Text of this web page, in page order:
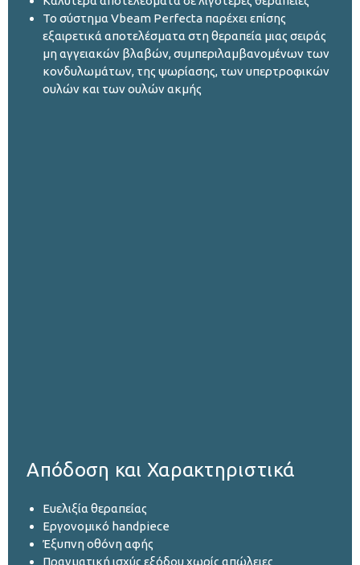
Το σύστημα Vbeam Perfecta παρέχει επίσης
εξαιρετικά αποτελέσματα στη θεραπεία μιας σειράς
μη αγγειακών βλαβών, συμπεριλαμβανομένων των
κονδυλωμάτων, της ψωρίασης, των υπερτροφικών
ουλών και των ουλών ακμής
Απόδοση και Χαρακτηριστικά
Ευελιξία θεραπείας
Εργονομικό handpiece
Έξυπνη οθόνη αφής
Πραγματική ισχύς εξόδου χωρίς απώλειες